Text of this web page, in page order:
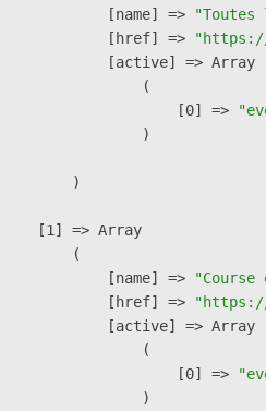
            [name] =>
            [href] =>
            [active] => Array
                (
                    [0] =>
                )
        )
    [1] => Array
        (
            [name] =>
            [href] =>
            [active] => Array
                (
                    [0] =>
                )